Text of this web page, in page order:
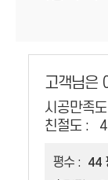
고객님은
시공만족
친절도 :
평수 :
44